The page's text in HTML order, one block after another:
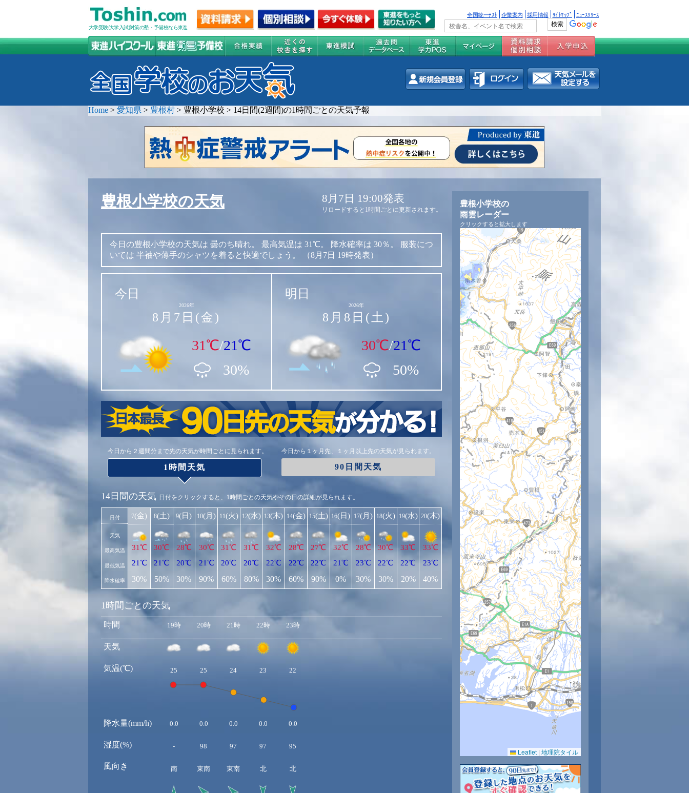
大学受験(大学入試)対策の塾・予備校なら東進
全国統一ﾃｽﾄ 企業案内 採用情報 ｻｲﾄﾏｯﾌﾟ ﾆｭｰｽﾘﾘｰｽ
Home > 愛知県 > 豊根村 > 豊根小学校 > 14日間(2週間)の1時間ごとの天気予報
豊根小学校の天気 8月7日 19:00発表
リロードすると1時間ごとに更新されます。
今日の豊根小学校の天気は 曇のち晴れ。 最高気温は 31℃。 降水確率は 30％。
服装につ
いては 半袖や薄手のシャツを着ると快適でしょう。 （8月7日 19時発表）
今日
2026年
8月7日(金)
31℃/21℃
30%
明日
2026年
8月8日(土)
30℃/21℃
50%
今日から２週間分まで先の天気が時間ごとに見られます。
1時間天気
今日から１ヶ月先、１ヶ月以上先の天気が見られます。
90日間天気
14日間の天気 日付をクリックすると、1時間ごとの天気やその日の詳細が見られます。
日付
天気
最高気温
最低気温
降水確率
7(金)
31℃
21℃
30%
8(土)
30℃
21℃
50%
9(日)
28℃
20℃
30%
10(月)
30℃
21℃
90%
11(火)
31℃
20℃
60%
12(水)
31℃
20℃
80%
13(木)
32℃
22℃
30%
14(金)
28℃
22℃
60%
15(土)
27℃
22℃
90%
16(日)
32℃
21℃
0%
17(月)
28℃
23℃
30%
18(火)
30℃
22℃
30%
19(水)
33℃
22℃
20%
20(木)
33℃
23℃
40%
1時間ごとの天気
時間
天気
気温(℃)
降水量(mm/h)
湿度(%)
風向き
19時 20時 21時 22時 23時
25 25 24 23 22
0.0 0.0 0.0 0.0 0.0
- 98 97 97 95
南 東南 東南 北 北
豊根小学校の
雨雲レーダー
クリックすると拡大します
Leaflet | 地理院タイル